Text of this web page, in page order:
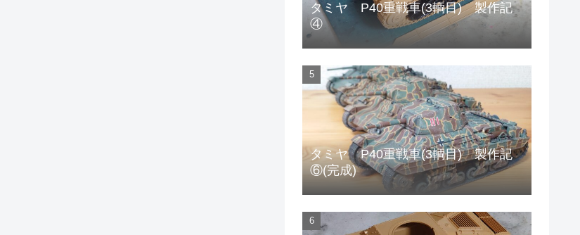
タミヤ P40重戦車(3輌目) 製作記
④
タミヤ P40重戦車(3輌目) 製作記
⑥(完成)